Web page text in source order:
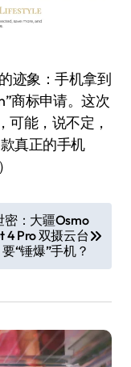
迹象：手机拿到
商标申请。这次
能，说不定，
真正的手机
密：大疆Osmo
4 Pro 双摄云台
要“锤爆”手机？